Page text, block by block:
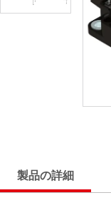
製品の詳細